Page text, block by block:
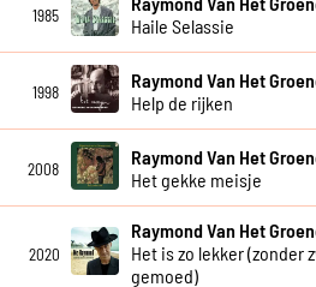
1985
Haile Selassie
1998
Raymond Van Het
Help de rijken
2008
Raymond Van Het
Het gekke meisje
2020
Raymond Van Het
Het is zo lekker (zonder
gemoed)